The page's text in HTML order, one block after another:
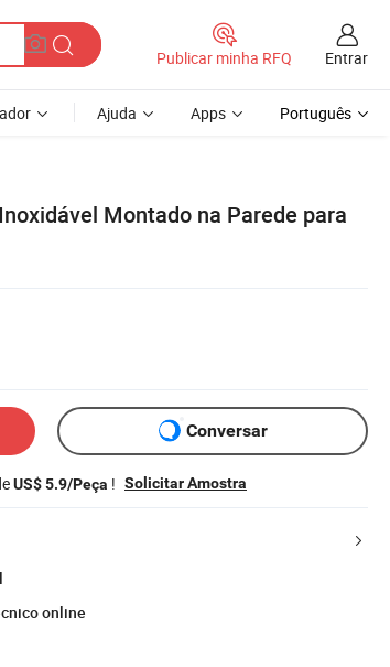
Publicar minha RFQ Entrar
Ajuda Apps Português
Montado na Parede para
Conversar
US$ 5.9/Peça ! Solicitar Amostra
online